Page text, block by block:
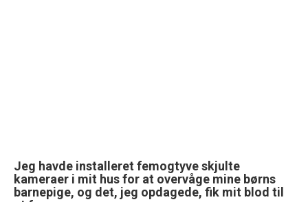
Jeg havde installeret femogtyve skjulte
kameraer i mit hus for at overvåge mine børns
barnepige, og det, jeg opdagede, fik mit blod til